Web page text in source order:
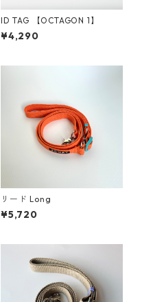
ID TAG 【OCTAGON 1】
¥4,290
リード Long
¥5,720